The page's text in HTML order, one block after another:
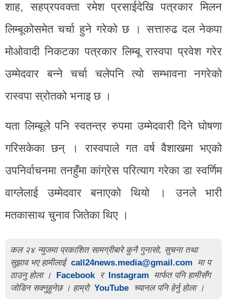
शाह, सहप्रपवक्ता रमेश प्रसाईदेखि पत्रकार मिलन
लिम्बूकोसमेत चर्चा हुने गरेको छ । सत्तारुढ दल नेकपा
मोओवादी निकटका पत्रकार लिम्बू रास्वपा प्रवेश गरेर
उम्मेदवार बन्ने चर्चा चलेपनि त्यो सम्भावना नगरेको
रास्वपा स्रोतको भनाइ छ ।
यता लिम्बूले पनि स्वतन्त्र रुपमा उम्मेदवारी दिने घोषणा
गरिसकेका छन् । रास्वपाले गत वर्ष वैशाखमा भएको
उपनिर्वाचनमा तनहुँमा कांग्रेस परित्याग गरेका डा स्वर्णिम
वाग्लेलाई उम्मेदवार बनाएको थियो । उनले भारी
मतकासाथ चुनाव जितेका थिए ।
कल २४ न्युजमा प्रकाशित सामग्रीबारे कुनै गुनासो, सुचना तथा
सुझाव भए हामीलाई call24news.media@gmail.com
मा प
ठाउनु होला ।
Facebook र Instagram
मार्फत पनि हामीसँग
जोडिन सक्नुहुनेछ । हाम्रो YouTube च्यानल पनि हेर्नु होला ।